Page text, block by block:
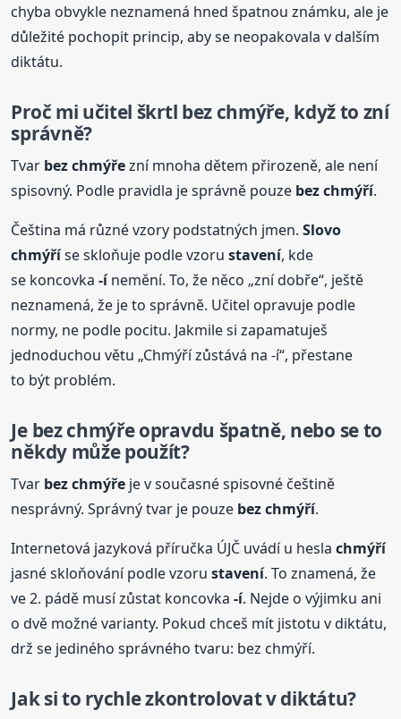
chyba obvykle neznamená hned špatnou známku, ale je
důležité pochopit princip, aby se neopakovala v dalším
diktátu.
Proč mi učitel škrtl bez chmýře, když to zní
správně?
Tvar bez chmýřezní mnoha dětem přirozeně, ale není
spisovný. Podle pravidla je správně pouze bez chmýří.
Čeština má různé vzory podstatných jmen.Slovo
chmýříse skloňuje podle vzorustavení, kde
se koncovka-ínemění. To, že něco „zní dobře“, ještě
neznamená, že je to správně. Učitel opravuje podle
normy, ne podle pocitu. Jakmile si zapamatuješ
jednoduchou větu „Chmýří zůstává na -í“, přestane
to být problém.
Je bez chmýře opravdu špatně, nebo se to
někdy může použít?
Tvar bez chmýře je v současné spisovné češtině
nesprávný. Správný tvar je pouze bez chmýří.
Internetová jazyková příručka ÚJČ uvádí u heslachmýří
jasné skloňování podle vzorustavení. To znamená, že
ve 2. pádě musí zůstat koncovka-í. Nejde o výjimku ani
o dvě možné varianty. Pokud chceš mít jistotu v diktátu,
drž se jediného správného tvaru: bez chmýří.
Jak si to rychle zkontrolovat v diktátu?